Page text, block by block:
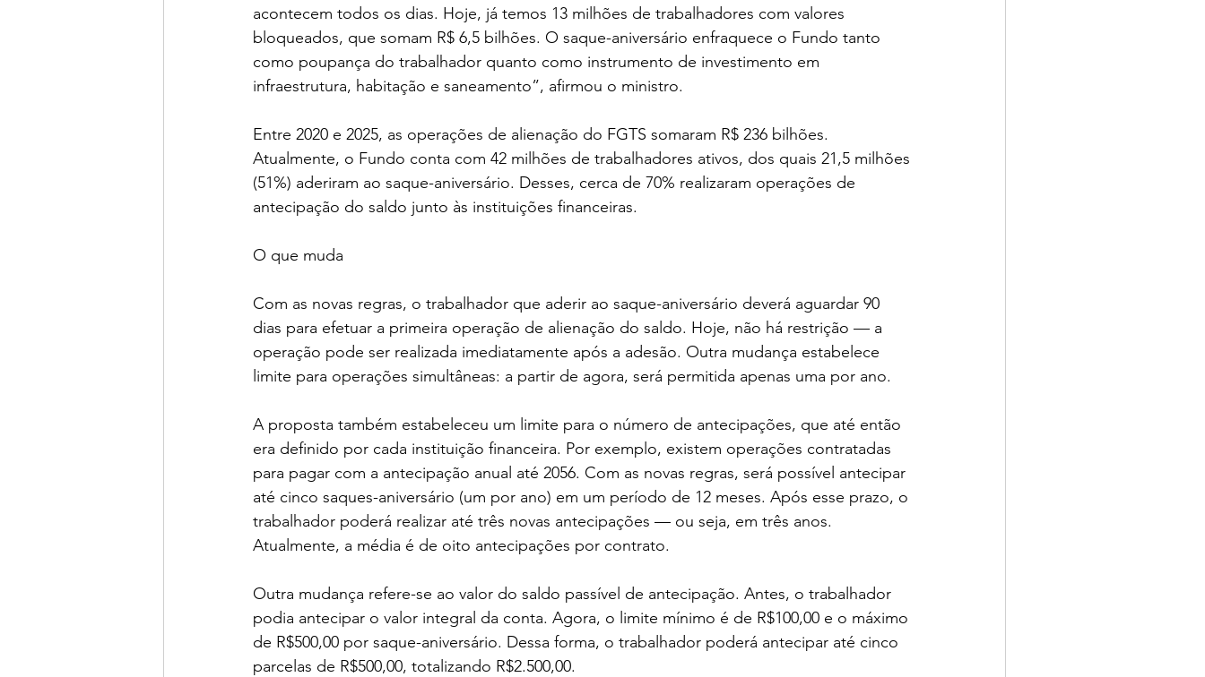
acontecem todos os dias. Hoje, já temos 13 milhões de trabalhadores com valores
bloqueados, que somam R$ 6,5 bilhões. O saque-aniversário enfraquece o Fundo tanto
como poupança do trabalhador quanto como instrumento de investimento em
infraestrutura, habitação e saneamento”, afirmou o ministro.
Entre 2020 e 2025, as operações de alienação do FGTS somaram R$ 236 bilhões.
Atualmente, o Fundo conta com 42 milhões de trabalhadores ativos, dos quais 21,5 milhões
(51%) aderiram ao saque-aniversário. Desses, cerca de 70% realizaram operações de
antecipação do saldo junto às instituições financeiras.
O que muda
Com as novas regras, o trabalhador que aderir ao saque-aniversário deverá aguardar 90
dias para efetuar a primeira operação de alienação do saldo. Hoje, não há restrição — a
operação pode ser realizada imediatamente após a adesão. Outra mudança estabelece
limite para operações simultâneas: a partir de agora, será permitida apenas uma por ano.
A proposta também estabeleceu um limite para o número de antecipações, que até então
era definido por cada instituição financeira. Por exemplo, existem operações contratadas
para pagar com a antecipação anual até 2056. Com as novas regras, será possível antecipar
até cinco saques-aniversário (um por ano) em um período de 12 meses. Após esse prazo, o
trabalhador poderá realizar até três novas antecipações — ou seja, em três anos.
Atualmente, a média é de oito antecipações por contrato.
Outra mudança refere-se ao valor do saldo passível de antecipação. Antes, o trabalhador
podia antecipar o valor integral da conta. Agora, o limite mínimo é de R$100,00 e o máximo
de R$500,00 por saque-aniversário. Dessa forma, o trabalhador poderá antecipar até cinco
parcelas de R$500,00, totalizando R$2.500,00.